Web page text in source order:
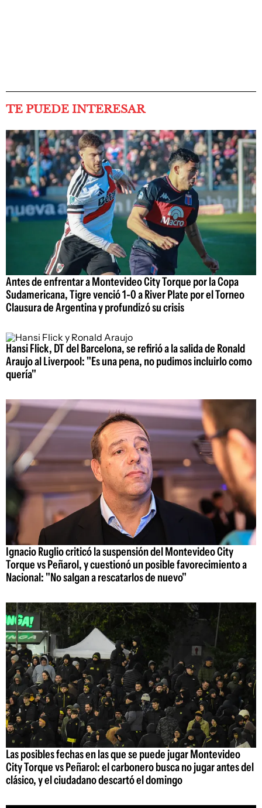
TE PUEDE INTERESAR
Antes de enfrentar a Montevideo City Torque por la Copa
Sudamericana, Tigre venció 1-0 a River Plate por el Torneo
Clausura de Argentina y profundizó su crisis
Hansi Flick, DT del Barcelona, se refirió a la salida de Ronald
Araujo al Liverpool: "Es una pena, no pudimos incluirlo como
quería"
Ignacio Ruglio criticó la suspensión del Montevideo City
Torque vs Peñarol, y cuestionó un posible favorecimiento a
Nacional: "No salgan a rescatarlos de nuevo"
Las posibles fechas en las que se puede jugar Montevideo
City Torque vs Peñarol: el carbonero busca no jugar antes del
clásico, y el ciudadano descartó el domingo